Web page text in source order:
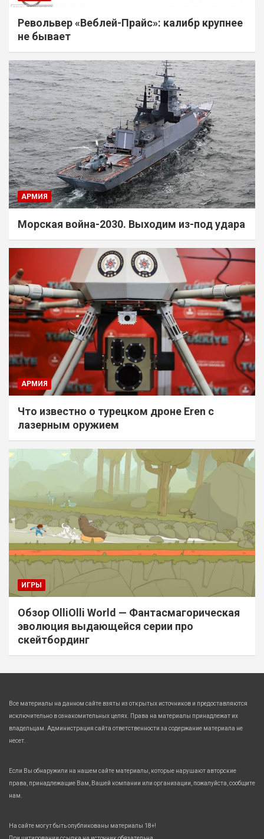
Револьвер «Веблей-Прайс»: калибр крупнее
не бывает
АРМИЯ
Морская война-2030. Выходим из-под удара
АРМИЯ
Что известно о турецком дроне Eren с
лазерным оружием
ИГРЫ
Обзор OlliOlli World — Фантасмагорическая
эволюция выдающейся серии про
скейтбординг
Все материалы на данном сайте взяты из открытых источников и предоставляются
исключительно в ознакомительных целях. Права на материалы принадлежат их
владельцам. Администрация сайта ответственности за содержание материала не
несет.
Если Вы обнаружили на нашем сайте материалы, которые нарушают авторские
права, принадлежащие Вам, Вашей компании или организации, пожалуйста, сообщите
нам.
На сайте могут быть опубликованы материалы 18+!